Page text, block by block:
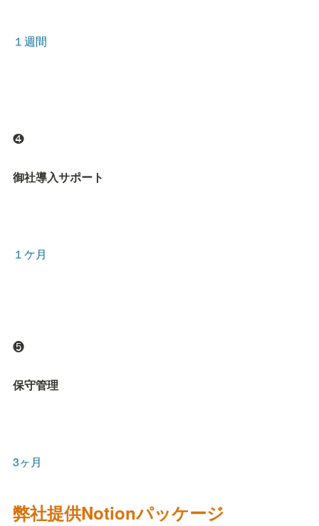
１週間
❹
御社導入サポート
１ケ月
❺
保守管理
3ヶ月
弊社提供Notionパッケージ